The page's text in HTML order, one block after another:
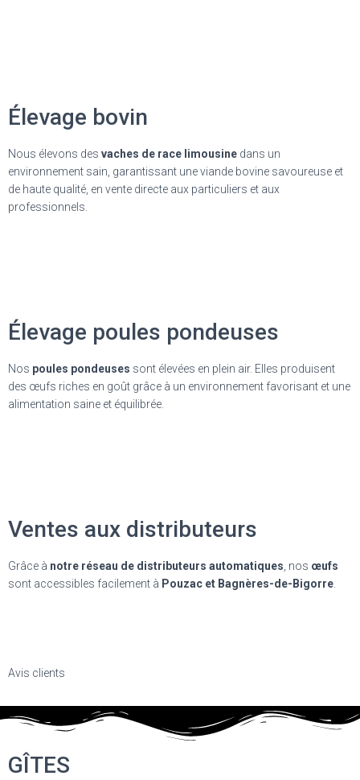
Élevage bovin
Nous élevons des vaches de race limousine dans un
environnement sain, garantissant une viande bovine savoureuse et
de haute qualité, en vente directe aux particuliers et aux
professionnels.
Élevage poules pondeuses
Nos poules pondeuses sont élevées en plein air. Elles produisent
des œufs riches en goût grâce à un environnement favorisant et une
alimentation saine et équilibrée.
Ventes aux distributeurs
Grâce à notre réseau de distributeurs automatiques, nos œufs
sont accessibles facilement à Pouzac et Bagnères-de-Bigorre.
Avis clients
GÎTES